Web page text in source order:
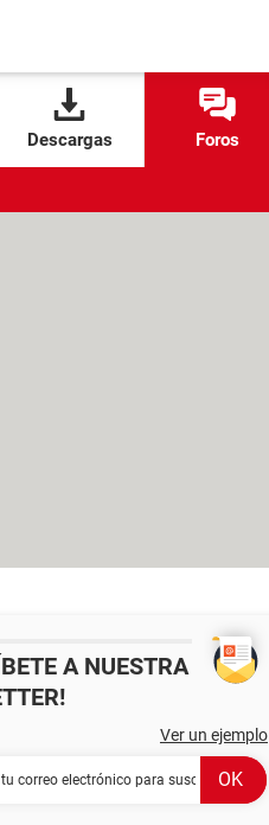
Descargas Foros
A NUESTRA
Ver un ejemplo